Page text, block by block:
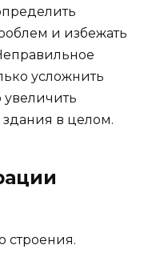
и избежать
усложнить
увеличить
здания в целом.
строения.